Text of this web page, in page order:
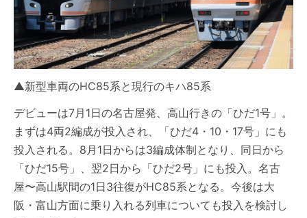
▲新型車両のHC85系と現行のキハ85系
デビューは7月1日の名古屋発、高山行きの「ひだ1号」。
まずは4両2編成が投入され、「ひだ4・10・17号」にも
投入される。8月1日からは3編成体制となり、同日から
「ひだ15号」、翌2日から「ひだ2号」にも投入。名古
屋〜高山駅間の1日3往復がHC85系となる。今後は大
阪・富山方面に乗り入れる列車についても投入を検討し